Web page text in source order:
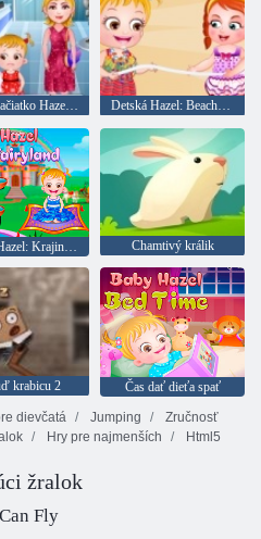
Select mačiatko Hazel Fancy Dress Detská Hazel: Beach party
Detská Hazel: Krajina víly Chamtivý králik
krabicu 2
Čas dať dieťa spať
dievčatá Jumping
Zručnosť
Hry pre najmenších Html5
žralok
Fly